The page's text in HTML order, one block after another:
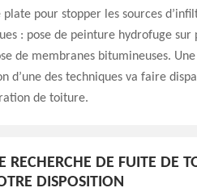
pour stopper les sources
: pose de peinture hydrofuge sur
de membranes bitumineuses.
d’une des techniques va faire
de toiture.
RECHERCHE DE FUITE DE
DISPOSITION